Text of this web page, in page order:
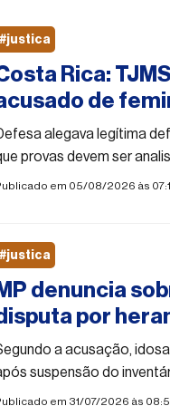
Rica:
de
alegava legítima
provas devem ser
em 05/08/2026 às
#justica
denuncia
por
a acusação,
suspensão do
em 31/07/2026 às
#justica